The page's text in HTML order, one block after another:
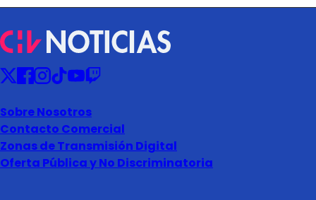
Sobre Nosotros
Contacto Comercial
Zonas de Transmisión Digital
Oferta Pública y No Discriminatoria